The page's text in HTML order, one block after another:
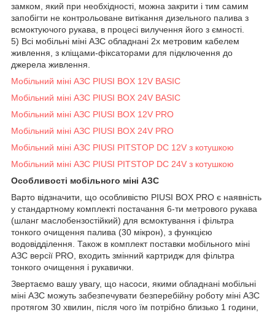
замком, який при необхідності, можна закрити і тим самим
запобігти не контрольоване витікання дизельного палива з
всмоктуючого рукава, в процесі вилучення його з ємності.
5) Всі мобільні міні АЗС обладнані 2х метровим кабелем
живлення, з кліщами-фіксаторами для підключення до
джерела живлення.
Мобільний міні АЗС PIUSI BOX 12V BASIC
Мобільний міні АЗС PIUSI BOX 24V BASIC
Мобільний міні АЗС PIUSI BOX 12V PRO
Мобільний міні АЗС PIUSI BOX 24V PRO
Мобільний міні АЗС PIUSI PITSTOP DC 12V з котушкою
Мобільний міні АЗС PIUSI PITSTOP DC 24V з котушкою
Особливості мобільного міні АЗС
Варто відзначити, що особливістю PIUSI BOX PRO є наявність
у стандартному комплекті постачання 6-ти метрового рукава
(шланг маслобензостійкий) для всмоктування і фільтра
тонкого очищення палива (30 мікрон), з функцією
водовідділення. Також в комплект поставки мобільного міні
АЗС версії PRO, входить змінний картридж для фільтра
тонкого очищення і рукавички.
Звертаємо вашу увагу, що насоси, якими обладнані мобільні
міні АЗС можуть забезпечувати безперебійну роботу міні АЗС
протягом 30 хвилин, після чого їм потрібно близько 1 години,